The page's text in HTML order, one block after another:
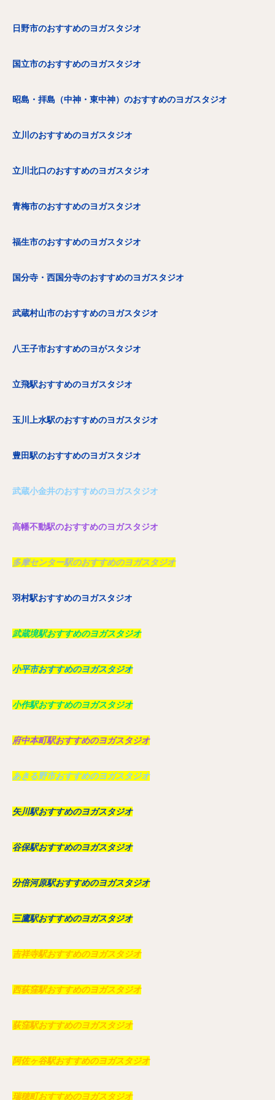
日野市のおすすめのヨガスタジオ
国立市のおすすめのヨガスタジオ
昭島・拝島（中神・東中神）のおすすめのヨガスタジオ
立川のおすすめのヨガスタジオ
立川北口のおすすめのヨガスタジオ
青梅市のおすすめのヨガスタジオ
福生市のおすすめのヨガスタジオ
国分寺・西国分寺のおすすめのヨガスタジオ
武蔵村山市のおすすめのヨガスタジオ
八王子市おすすめのヨがスタジオ
立飛駅おすすめのヨガスタジオ
玉川上水駅のおすすめのヨガスタジオ
豊田駅のおすすめのヨガスタジオ
武蔵小金井のおすすめのヨガスタジオ
高幡不動駅のおすすめのヨガスタジオ
多摩センター駅のおすすめのヨガスタジオ
羽村駅おすすめのヨガスタジオ
武蔵境駅おすすめのヨガスタジオ
小平市おすすめのヨガスタジオ
小作駅おすすめのヨガスタジオ
府中本町駅おすすめのヨガスタジオ
あきる野市おすすめのヨガスタジオ
矢川駅おすすめのヨガスタジオ
谷保駅おすすめのヨガスタジオ
分倍河原駅おすすめのヨガスタジオ
三鷹駅おすすめのヨガスタジオ
吉祥寺駅おすすめのヨガスタジオ
西荻窪駅おすすめのヨガスタジオ
荻窪駅おすすめのヨガスタジオ
阿佐ヶ谷駅おすすめのヨガスタジオ
瑞穂町おすすめのヨガスタジオ